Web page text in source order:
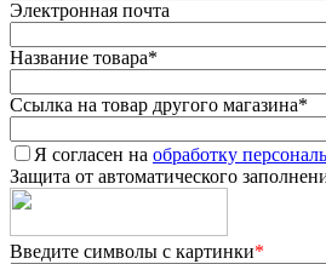
Электронная почта
Название товара*
Ссылка на товар другого магазина*
Я согласен на обработку
Защита от автоматического
Введите символы с картинки*